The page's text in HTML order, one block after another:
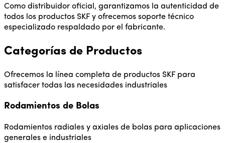
Como distribuidor oficial, garantizamos la autenticidad de
todos los productos SKF y ofrecemos soporte técnico
especializado respaldado por el fabricante.
Categorías de Productos
Ofrecemos la línea completa de productos SKF para
satisfacer todas las necesidades industriales
Rodamientos de Bolas
Rodamientos radiales y axiales de bolas para aplicaciones
generales e industriales